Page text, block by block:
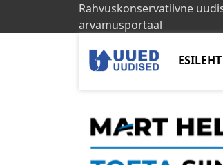
Rahvuskonservatiivne
arvamusportaal
ESILEHT